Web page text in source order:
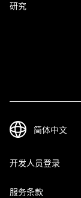
研究
开发人员登录
服务条款